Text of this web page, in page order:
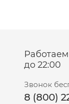
до 22:00
Звонок
8 (800)